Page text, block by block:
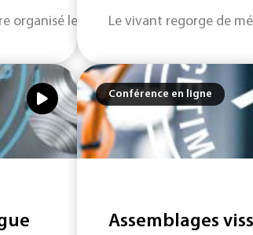
le plaisir de vous annoncer une...
organisé le jeudi 7 décembre de 11h à
Le vivant regorge de
Conférence en ligne
Assemblages